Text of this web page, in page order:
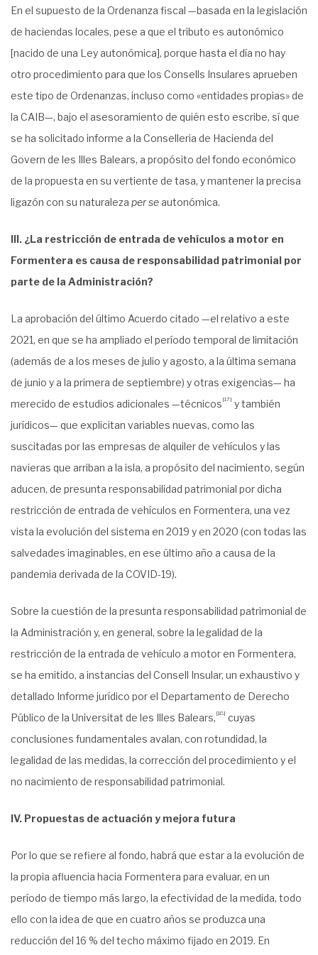
En el supuesto de la Ordenanza fiscal —basada en la legislación
de haciendas locales, pese a que el tributo es autonómico
[nacido de una Ley autonómica], porque hasta el día no hay
otro procedimiento para que los Consells Insulares aprueben
este tipo de Ordenanzas, incluso como «entidades propias» de
la CAIB—, bajo el asesoramiento de quién esto escribe, sí que
se ha solicitado informe a la Conselleria de Hacienda del
Govern de les Illes Balears, a propósito del fondo económico
de la propuesta en su vertiente de tasa, y mantener la precisa
ligazón con su naturaleza per seautonómica.
III. ¿La restricción de entrada de vehículos a motor en
Formentera es causa de responsabilidad patrimonial por
parte de la Administración?
La aprobación del último Acuerdo citado —el relativo a este
2021, en que se ha ampliado el período temporal de limitación
(además de a los meses de julio y agosto, a la última semana
de junio y a la primera de septiembre) y otras exigencias— ha
merecido de estudios adicionales —técnicos [17] y también
jurídicos— que explicitan variables nuevas, como las
suscitadas por las empresas de alquiler de vehículos y las
navieras que arriban a la isla, a propósito del nacimiento, según
aducen, de presunta responsabilidad patrimonial por dicha
restricción de entrada de vehículos en Formentera, una vez
vista la evolución del sistema en 2019 y en 2020 (con todas las
salvedades imaginables, en ese último año a causa de la
pandemia derivada de la COVID-19).
Sobre la cuestión de la presunta responsabilidad patrimonial de
la Administración y, en general, sobre la legalidad de la
restricción de la entrada de vehículo a motor en Formentera,
se ha emitido, a instancias del Consell Insular, un exhaustivo y
detallado Informe jurídico por el Departamento de Derecho
Público de la Universitat de les Illes Balears, [18] cuyas
conclusiones fundamentales avalan, con rotundidad, la
legalidad de las medidas, la corrección del procedimiento y el
no nacimiento de responsabilidad patrimonial.
IV. Propuestas de actuación y mejora futura
Por lo que se refiere al fondo, habrá que estar a la evolución de
la propia afluencia hacia Formentera para evaluar, en un
período de tiempo más largo, la efectividad de la medida, todo
ello con la idea de que en cuatro años se produzca una
reducción del 16 % del techo máximo fijado en 2019. En